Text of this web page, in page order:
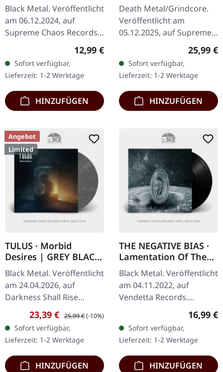
CD
Black Metal. Veröffentlicht
am 06.12.2024, auf
Supreme Chaos Records.
CD im Jewelcase mit 8-
seitigem Booklet. Mit
„Hammergeddon 666 -
Die Katakomben…
Regulärer Preis:
12,99 €
Sofort verfügbar,
Lieferzeit: 1-2 Werktage
HINZUFÜGEN
Death Metal/Grindcore.
Veröffentlicht am
05.12.2025, auf Supreme
Schwarzes Vinyl. Vinyl-
Spezifikationen: ·
Schweres, mattes Cover…
25,99 €
Sofort verfügbar,
Lieferzeit: 1-2 Werktage
HINZUFÜGEN
Angebot
Limited
TULUS · Morbid
Desires | GREY BLACK
MARBLED LP
Black Metal. Veröffentlicht
am 24.04.2026, auf
Darkness Shall Rise
Productions.
Grau/schwarz
marmoriertes Vinyl im
Standard-Cover mit
Insert.…
Verkaufspreis:
23,39 € Regulärer Preis:
25,99 €(-10%)
Sofort verfügbar,
Lieferzeit: 1-2 Werktage
HINZUFÜGEN
THE NEGATIVE BIAS ·
Lamentation Of The
Chaos Omega | BLACK
LP
Black Metal. Veröffentlicht
am 04.11.2022, auf
Vendetta Records.
Schwarzes Vinyl im
Standard-Cover. The
Negative Bias entfesselt
mit „Lamentation Of…
16,99 €
Sofort verfügbar,
Lieferzeit: 1-2 Werktage
HINZUFÜGEN